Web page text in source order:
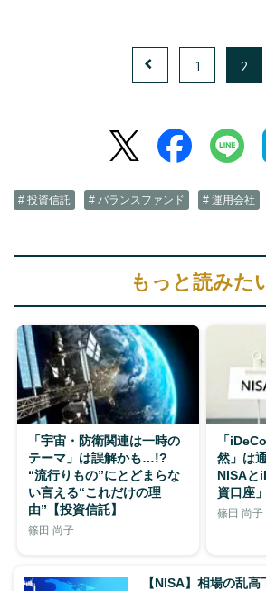
1 2
# 投資信託 # バランスファンド # 運用会社
もっと読みた
「宇宙・防衛関連は一時の
テーマ」は誤解かも…!?
“流行りもの”にとどまらな
い言える“これだけの理
由”【投資信託】
篠田 尚子
「
然」は
NISAと
資口座
篠田 尚子
【NISA】相場の乱